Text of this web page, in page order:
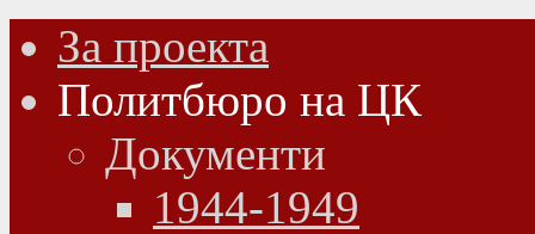
За проекта
Политбюро на ЦК
Документи
1944-1949